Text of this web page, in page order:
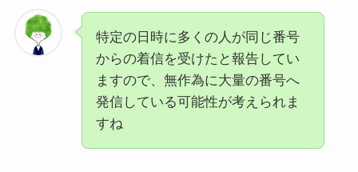
特定の日時に多くの人が同じ番号
からの着信を受けたと報告してい
ますので、無作為に大量の番号へ
発信している可能性が考えられま
すね